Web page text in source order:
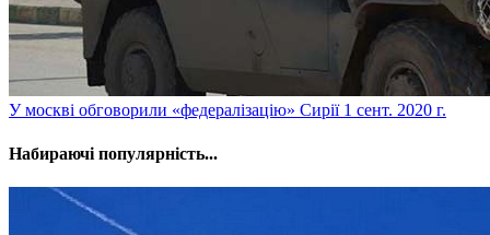
У москві обговорили «федералізацію» Сирії 1 сент. 2020 г.
Набираючі популярність...